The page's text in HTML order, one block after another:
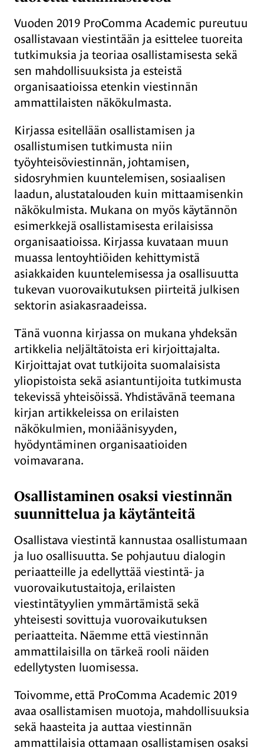
Vuoden 2019 ProComma Academic pureutuu
osallistavaan viestintään ja esittelee tuoreita
tutkimuksia ja teoriaa osallistamisesta sekä
sen mahdollisuuksista ja esteistä
organisaatioissa etenkin viestinnän
ammattilaisten näkökulmasta.
Kirjassa esitellään osallistamisen ja
osallistumisen tutkimusta niin
työyhteisöviestinnän, johtamisen,
sidosryhmien kuuntelemisen, sosiaalisen
laadun, alustatalouden kuin mittaamisenkin
näkökulmista. Mukana on myös käytännön
esimerkkejä osallistamisesta erilaisissa
organisaatioissa. Kirjassa kuvataan muun
muassa lentoyhtiöiden kehittymistä
asiakkaiden kuuntelemisessa ja osallisuutta
tukevan vuorovaikutuksen piirteitä julkisen
sektorin asiakasraadeissa.
Tänä vuonna kirjassa on mukana yhdeksän
artikkelia neljältätoista eri kirjoittajalta.
Kirjoittajat ovat tutkijoita suomalaisista
yliopistoista sekä asiantuntijoita tutkimusta
tekevissä yhteisöissä. Yhdistävänä teemana
kirjan artikkeleissa on erilaisten
näkökulmien, moniäänisyyden,
hyödyntäminen organisaatioiden
voimavarana.
Osallistaminen osaksi viestinnän
suunnittelua ja käytänteitä
Osallistava viestintä kannustaa osallistumaan
ja luo osallisuutta. Se pohjautuu dialogin
periaatteille ja edellyttää viestintä- ja
vuorovaikutustaitoja, erilaisten
viestintätyylien ymmärtämistä sekä
yhteisesti sovittuja vuorovaikutuksen
periaatteita. Näemme että viestinnän
ammattilaisilla on tärkeä rooli näiden
edellytysten luomisessa.
Toivomme, että ProComma Academic 2019
avaa osallistamisen muotoja, mahdollisuuksia
sekä haasteita ja auttaa viestinnän
ammattilaisia ottamaan osallistamisen osaksi